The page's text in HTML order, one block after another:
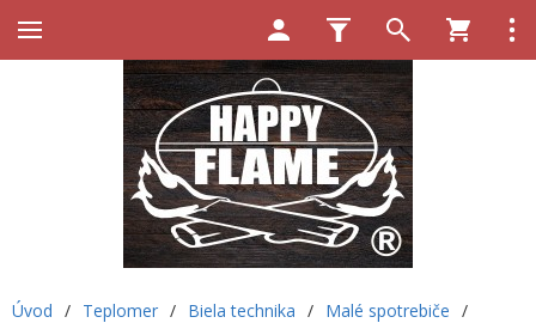
Úvod / Teplomer / Biela technika / Malé spotrebiče /